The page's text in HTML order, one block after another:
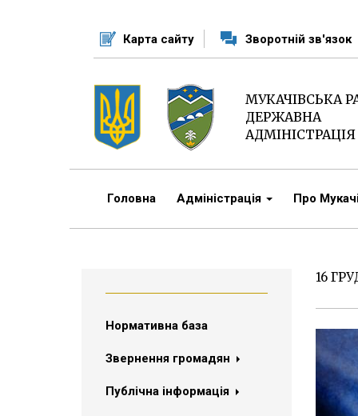
Карта сайту Зворотній зв'язок
МУКАЧІВСЬКА
ДЕРЖАВНА
АДМІНІСТРАЦІЯ
Головна Адміністрація Про
Нормативна база
Звернення громадян
Публічна інформація
16